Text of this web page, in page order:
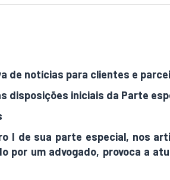
de notícias para clientes e
disposições iniciais da Parte
I de sua parte especial, nos
por um advogado, provoca a